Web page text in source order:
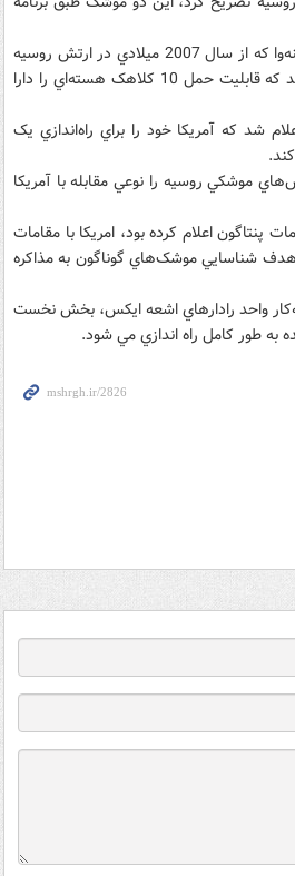
بنابر نظر کارشناسان تسليحاتي، موشک‌هاي مدل سينه‌‌وا که از سال 2007 ميلادي در ارتش روسيه
به‌خدمت گرفته شده‎اند، موشک‎هاي قاره‌‌پيمايي هستند که قابليت حمل 10 کلاهک هسته‌اي را دارا
شد که آمريکا خود را براي راه‌اندازي يک
موشکي روسيه را نوعي مقابله با آمريکا
اعلام کرده بود، امريکا با مقامات
با هدف شناسايي موشک‌هاي گوناگون به مذاکره
واحد رادارهاي اشعه ايکس، بخش نخست
به طور کامل راه اندازي مي شود.